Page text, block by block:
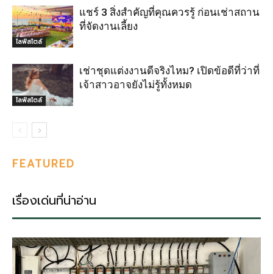
ไลฟ์สไตล์
แชร์ 3 สิ่งสำคัญที่คุณควรรู้ ก่อนเช่าสถาน
ที่จัดงานเลี้ยง
ไลฟ์สไตล์
เช่าชุดแต่งงานดีจริงไหม? เปิดข้อดีที่ว่าที่
เจ้าสาวอาจยังไม่รู้ทั้งหมด
FEATURED
เรื่องเด่นที่น่าอ่าน